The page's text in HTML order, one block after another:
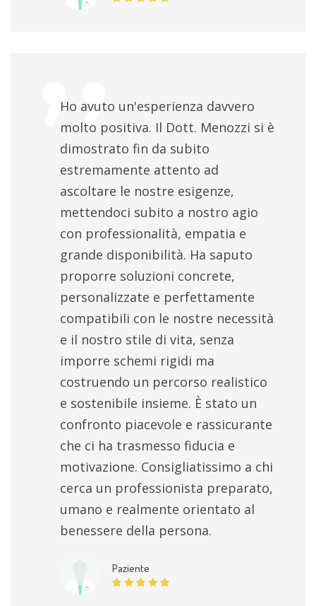
Ho avuto un'esperienza davvero
molto positiva. Il Dott. Menozzi si è
dimostrato fin da subito
estremamente attento ad
ascoltare le nostre esigenze,
mettendoci subito a nostro agio
con professionalità, empatia e
grande disponibilità. Ha saputo
proporre soluzioni concrete,
personalizzate e perfettamente
compatibili con le nostre necessità
e il nostro stile di vita, senza
imporre schemi rigidi ma
costruendo un percorso realistico
e sostenibile insieme. È stato un
confronto piacevole e rassicurante
che ci ha trasmesso fiducia e
motivazione. Consigliatissimo a chi
cerca un professionista preparato,
umano e realmente orientato al
benessere della persona.
Paziente